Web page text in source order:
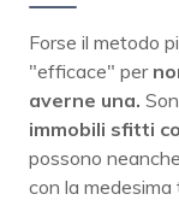
Forse il metodo
"efficace" per
averne una.
immobili sfitti
possono
con la